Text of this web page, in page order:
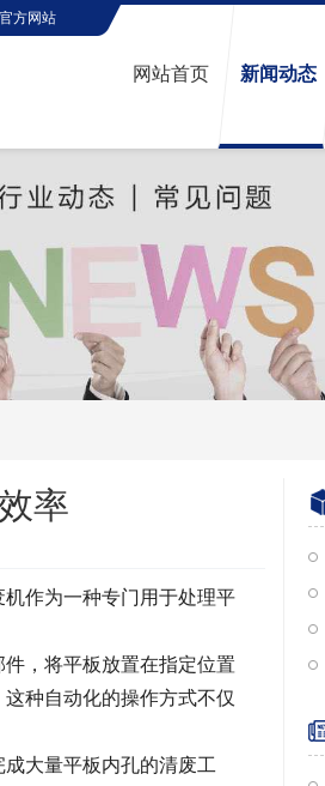
方网站
网站首页 新闻动态
率
作为一种专门用于处理平
，将平板放置在指定位置
种自动化的操作方式不仅
大量平板内孔的清废工